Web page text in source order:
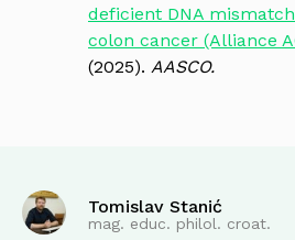
deficient DNA
colon cancer (Alliance
(2025). AASCO.
Tomislav Stanić
mag. educ. philol. croat.